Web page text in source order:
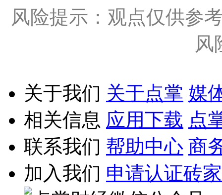
风险提示：观点仅供参
风
关于我们 关于点掌 媒
相关信息 应用下载 点
联系我们 帮助中心 商
加入我们 申请认证砖家